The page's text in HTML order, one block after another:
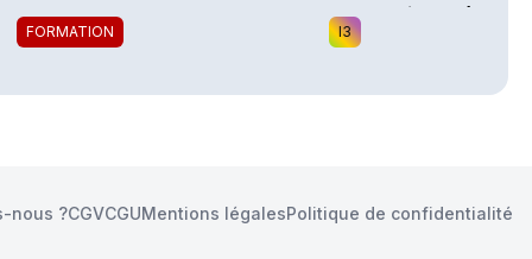
FORMATION
startup incubée
Impulsion
I3
nous ?CGVCGUMentions légalesPolitique de confidentialité